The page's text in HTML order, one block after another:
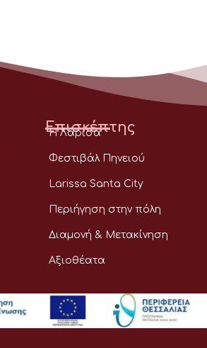
Επισκέπτης
Η Λάρισα
Φεστιβάλ Πηνειού
Larissa Santa City
Περιήγηση στην πόλη
Διαμονή & Μετακίνηση
Αξιοθέατα